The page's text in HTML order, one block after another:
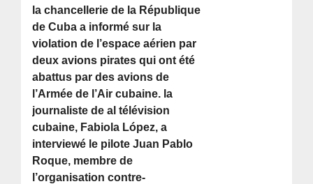
la chancellerie de la République
de Cuba a informé sur la
violation de l’espace aérien par
deux avions pirates qui ont été
abattus par des avions de
l’Armée de l’Air cubaine. la
journaliste de al télévision
cubaine, Fabiola López, a
interviewé le pilote Juan Pablo
Roque, membre de
l’organisation contre-